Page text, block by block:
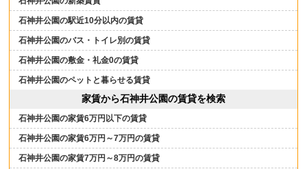
石神井公園の駅近10分以内の賃貸
石神井公園のバス・トイレ別の賃貸
石神井公園の敷金・礼金0の賃貸
石神井公園のペットと暮らせる賃貸
家賃から石神井公園の賃貸を検索
石神井公園の家賃6万円以下の賃貸
石神井公園の家賃6万円～7万円の賃貸
石神井公園の家賃7万円～8万円の賃貸